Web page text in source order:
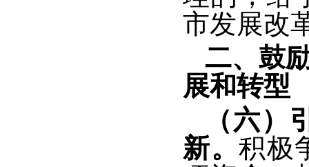
市发展改
二、鼓
展和转型
（六
新。积极